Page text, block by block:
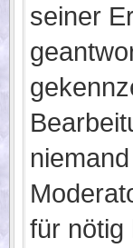
seiner
für nötig